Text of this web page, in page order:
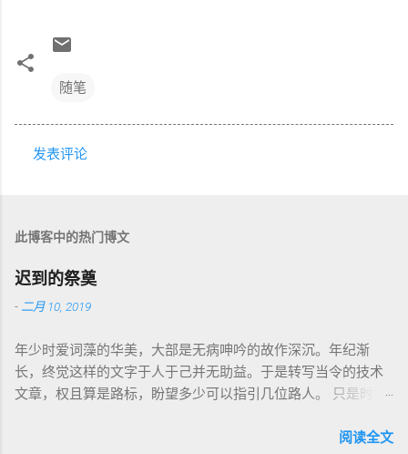
随笔
发表评论
此博客中的热门博文
迟到的祭奠
- 二月 10, 2019
年少时爱词藻的华美，大部是无病呻吟的故作深沉。年纪渐
长，终觉这样的文字于人于己并无助益。于是转写当令的技术
文章，权且算是路标，盼望多少可以指引几位路人。 只是时代
图标为何物，转眼千禧一代业已成人，不知墙为何物。互联网
阅读全文